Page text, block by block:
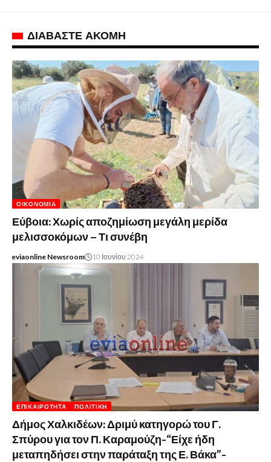
ΔΙΑΒΑΣΤΕ ΑΚΟΜΗ
ΟΙΚΟΝΟΜΊΑ
Εύβοια: Χωρίς αποζημίωση μεγάλη μερίδα
μελισσοκόμων – Τι συνέβη
eviaonline Newsroom 10 Ιουνίου 2024
ΕΠΙΚΑΙΡΌΤΗΤΑ ΠΟΛΙΤΙΚΉ
Δήμος Χαλκιδέων: Δριμύ κατηγορώ του Γ.
Σπύρου για τον Π. Καραμούζη-“Είχε ήδη
μεταπηδήσει στην παράταξη της Ε. Βάκα”-